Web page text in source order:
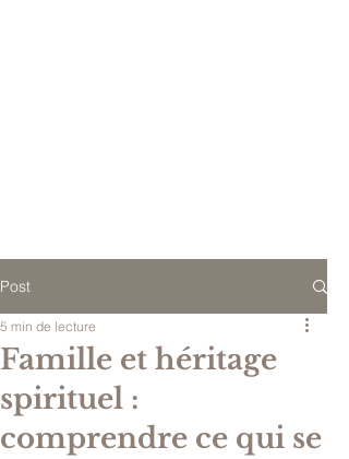
Post
Famille et héritage
spirituel :
comprendre ce qui se
5 min de lecture